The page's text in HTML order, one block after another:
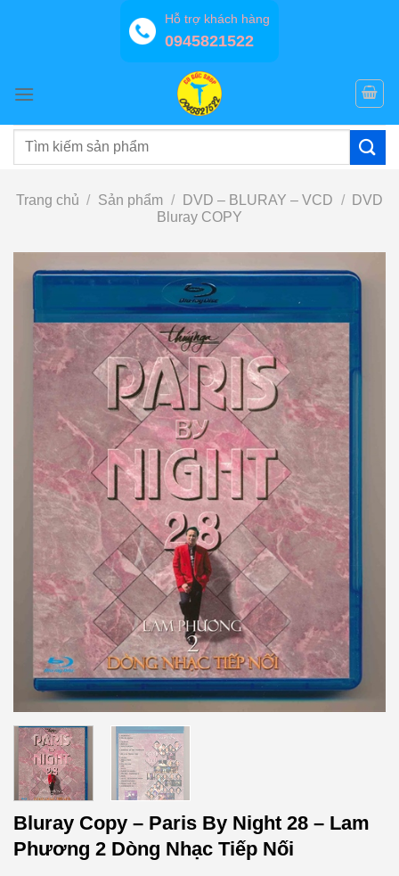
Hỗ trợ khách hàng
0945821522
Tìm
Trang chủ / Sản phẩm / DVD – BLURAY – VCD /
DVD
Bluray COPY
Bluray Copy – Paris By Night 28 – Lam
Phương 2 Dòng Nhạc Tiếp Nối